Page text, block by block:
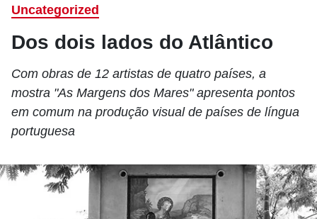
Uncategorized
Dos dois lados do Atlântico
Com obras de 12 artistas de quatro países, a
mostra "As Margens dos Mares" apresenta pontos
em comum na produção visual de países de língua
portuguesa